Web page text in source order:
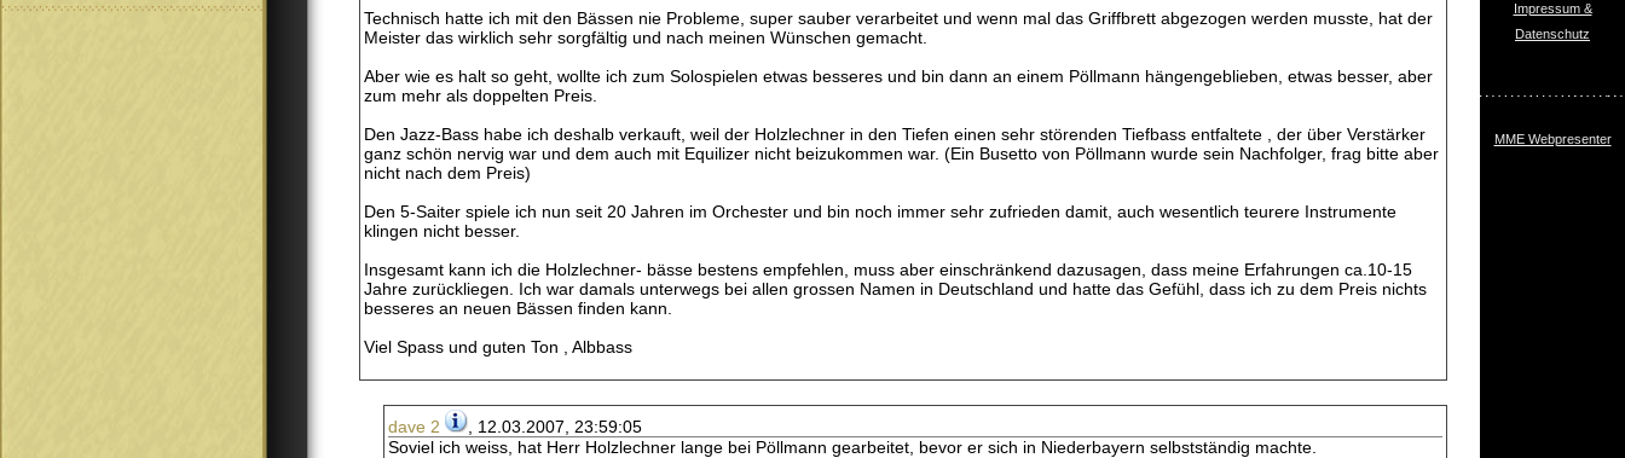
Impressum &
Datenschutz
MME Webpresenter
Technisch hatte ich mit den Bässen nie Probleme, super sauber verarbeitet und wenn mal das Griffbrett abgezogen werden musste, hat der
Meister das wirklich sehr sorgfältig und nach meinen Wünschen gemacht.
Aber wie es halt so geht, wollte ich zum Solospielen etwas besseres und bin dann an einem Pöllmann hängengeblieben, etwas besser, aber
zum mehr als doppelten Preis.
Den Jazz-Bass habe ich deshalb verkauft, weil der Holzlechner in den Tiefen einen sehr störenden Tiefbass entfaltete , der über Verstärker
ganz schön nervig war und dem auch mit Equilizer nicht beizukommen war. (Ein Busetto von Pöllmann wurde sein Nachfolger, frag bitte aber
nicht nach dem Preis)
Den 5-Saiter spiele ich nun seit 20 Jahren im Orchester und bin noch immer sehr zufrieden damit, auch wesentlich teurere Instrumente
klingen nicht besser.
Insgesamt kann ich die Holzlechner- bässe bestens empfehlen, muss aber einschränkend dazusagen, dass meine Erfahrungen ca.10-15
Jahre zurückliegen. Ich war damals unterwegs bei allen grossen Namen in Deutschland und hatte das Gefühl, dass ich zu dem Preis nichts
besseres an neuen Bässen finden kann.
Viel Spass und guten Ton , Albbass
dave 2
, 12.03.2007, 23:59:05
Soviel ich weiss, hat Herr Holzlechner lange bei Pöllmann gearbeitet, bevor er sich in Niederbayern selbstständig machte.